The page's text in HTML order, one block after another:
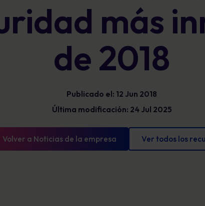
exposición y mostrar un progreso
mensurable.
Glosario
Definiciones de ciberseguridad que debe
conocer
más
de 2018
Publicado el: 12 Jun 2018
Última modificación: 24 Jul 2025
Volver a Noticias de la empresa Ver todos los